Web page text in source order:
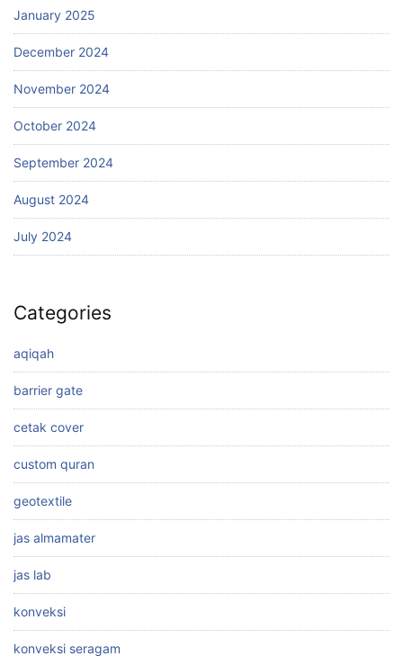
January 2025
December 2024
November 2024
October 2024
September 2024
August 2024
July 2024
Categories
aqiqah
barrier gate
cetak cover
custom quran
geotextile
jas almamater
jas lab
konveksi
konveksi seragam